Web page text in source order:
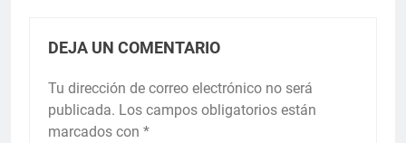
DEJA UN COMENTARIO
Tu dirección de correo electrónico no será
publicada. Los campos obligatorios están
marcados con *